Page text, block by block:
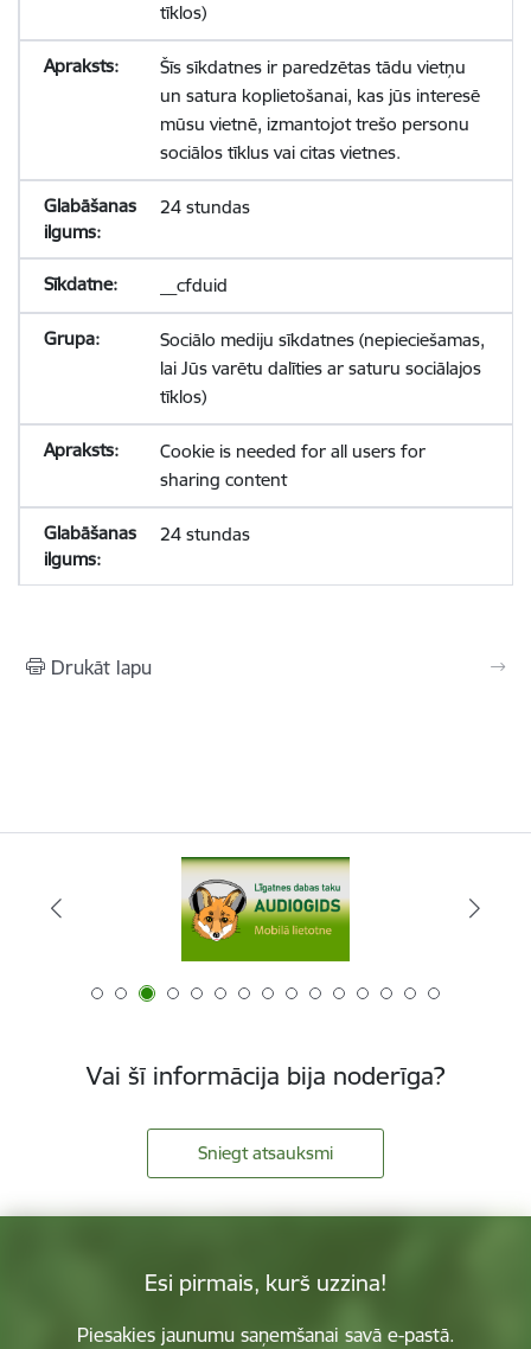
tīklos)
Šīs sīkdatnes ir paredzētas tādu vietņu
un satura koplietošanai, kas jūs interesē
mūsu vietnē, izmantojot trešo personu
sociālos tīklus vai citas vietnes.
24 stundas
__cfduid
Sociālo mediju sīkdatnes (nepieciešamas,
lai Jūs varētu dalīties ar saturu sociālajos
tīklos)
Cookie is needed for all users for
sharing content
24 stundas
Drukāt lapu
Vai šī informācija bija noderīga?
Sniegt atsauksmi
Esi pirmais, kurš uzzina!
Piesakies jaunumu saņemšanai savā e-pastā.